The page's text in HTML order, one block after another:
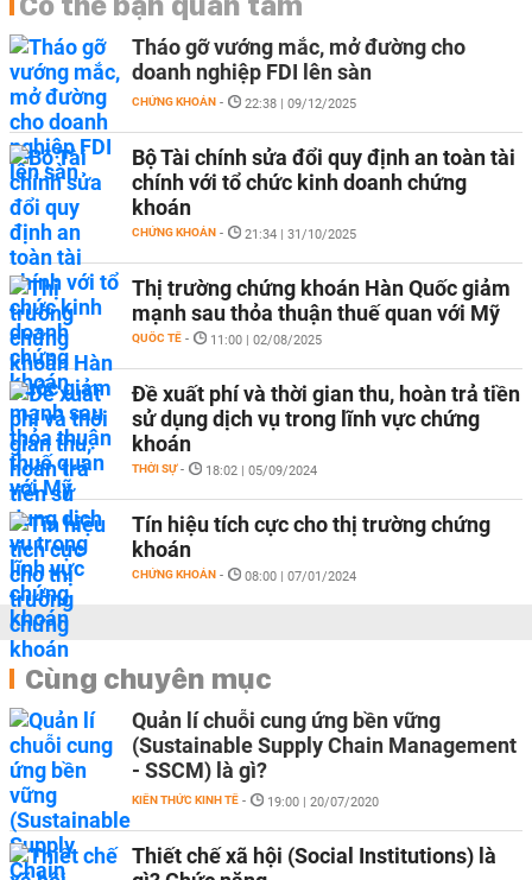
Tháo gỡ vướng mắc, mở đường cho
doanh nghiệp FDI lên sàn
CHỨNG KHOÁN - 22:38 | 09/12/2025
Bộ Tài chính sửa đổi quy định an toàn tài
chính với tổ chức kinh doanh chứng
khoán
CHỨNG KHOÁN - 21:34 | 31/10/2025
Thị trường chứng khoán Hàn Quốc giảm
mạnh sau thỏa thuận thuế quan với Mỹ
QUỐC TẾ - 11:00 | 02/08/2025
Đề xuất phí và thời gian thu, hoàn trả tiền
sử dụng dịch vụ trong lĩnh vực chứng
khoán
THỜI SỰ - 18:02 | 05/09/2024
Tín hiệu tích cực cho thị trường chứng
khoán
CHỨNG KHOÁN - 08:00 | 07/01/2024
Cùng chuyên mục
Quản lí chuỗi cung ứng bền vững
(Sustainable Supply Chain Management
- SSCM) là gì?
KIẾN THỨC KINH TẾ - 19:00 | 20/07/2020
Thiết chế xã hội (Social Institutions) là